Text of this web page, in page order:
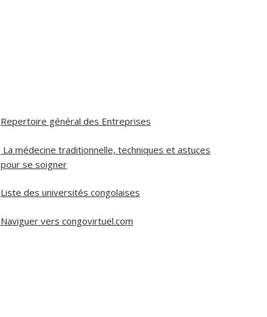
Repertoire général des Entreprises
La médecine traditionnelle, techniques et astuces
pour se soigner
Liste des universités congolaises
Naviguer vers congovirtuel.com